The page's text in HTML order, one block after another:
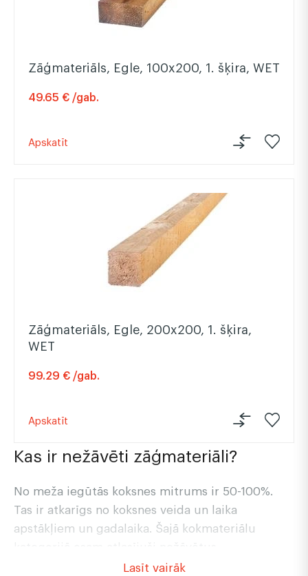
Zāģmateriāls, Egle, 100x200, 1. šķira, WET
49.65 € /gab.
Apskatīt
Zāģmateriāls, Egle, 200x200, 1. šķira,
WET
99.29 € /gab.
Apskatīt
Kas ir nežāvēti zāģmateriāli?
No meža iegūtās koksnes mitrums ir 50-100%.
Tas ir atkarīgs no koksnes veida un laika
apstākļiem un gadalaika. Šajā kokmateriālu
zāģmateriālus, kas ir pakļauti vēja un saules
Lasīt vairāk